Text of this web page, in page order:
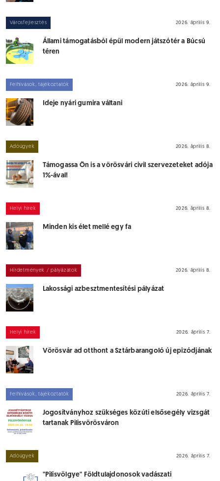
Városfejlesztés 2026. április 9.
Állami támogatásból épül modern játszótér a Búcsú
téren
Felhívások, tájékoztatók 2026. április 9.
Ideje nyári gumira váltani
Adóügyek 2026. április 8.
Támogassa Ön is a vörösvári civil szervezeteket adója
1%-ával!
Helyi hírek 2026. április 8.
Minden kis élet mellé egy fa
Hírdetmények / pályázatok 2026. április 8.
Lakossági azbesztmentesítési pályázat
Helyi hírek 2026. április 7.
Vörösvár ad otthont a Sztárbarangoló új epizódjának
Felhívások, tájékoztatók 2026. április 7.
Jogosítványhoz szükséges közúti elsősegély vizsgát
tartanak Pilisvörösváron
Adóügyek 2026. április 7.
"Pilisvölgye" Földtulajdonosok vadászati